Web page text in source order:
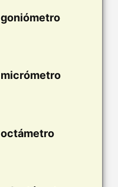
goniómetro
micrómetro
octámetro